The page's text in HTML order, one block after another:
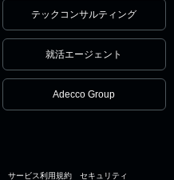
テックコンサルティング
就活エージェント
Adecco Group
サービス利用規約 セキュリティ